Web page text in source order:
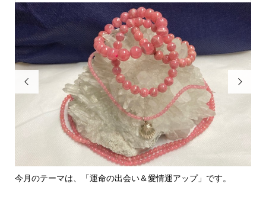

今月のテーマは、「運命の出会い＆愛情運アップ」です。
